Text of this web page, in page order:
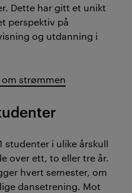
Dette har gitt et unikt
perspektiv på
og utdanning i
strømmen
studenter i ulike årskull
over ett, to eller tre år.
hvert semester, om
dansetrening. Mot